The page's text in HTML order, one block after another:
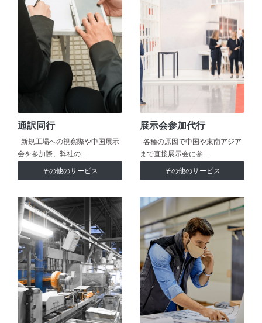
通訳同行
新規工場への視察際や中国展示
会を参加際、弊社の…
その他のサービス
展示会参加代行
各種の原因で中国や東南アジア
まで直接展示会に参…
その他のサービス